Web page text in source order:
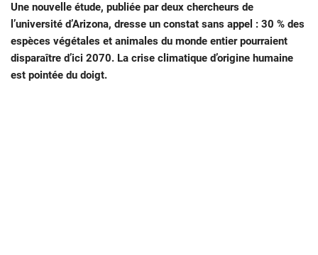
Une nouvelle étude, publiée par deux chercheurs de
l’université d’Arizona, dresse un constat sans appel : 30 % des
espèces végétales et animales du monde entier pourraient
disparaître d’ici 2070. La crise climatique d’origine humaine
est pointée du doigt.